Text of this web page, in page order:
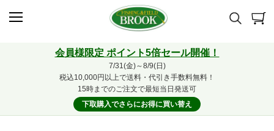
会員様限定 ポイント5倍セール開催！
7/31(金)～8/9(日)
税込10,000円以上で送料・代引き手数料無料！
15時までのご注文で最短当日発送可
下取購入でさらにお得に買い替え